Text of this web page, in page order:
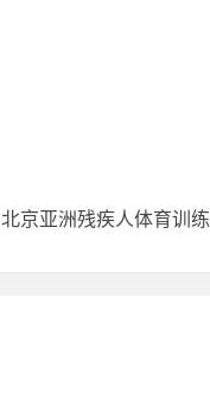
北京亚洲残疾人体育训练